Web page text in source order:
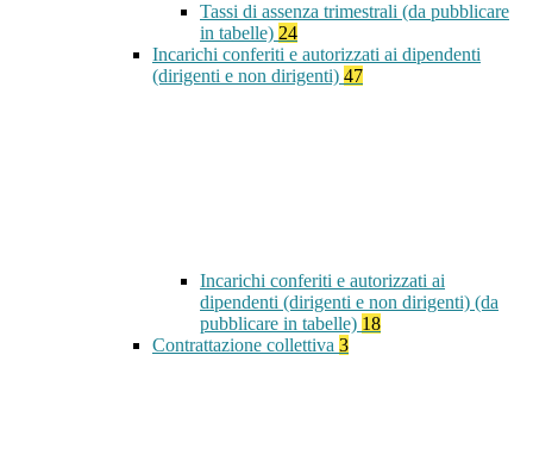
Tassi di assenza trimestrali (da pubblicare
in tabelle) 24
Incarichi conferiti e autorizzati ai dipendenti
(dirigenti e non dirigenti) 47
Incarichi conferiti e autorizzati ai
dipendenti (dirigenti e non dirigenti) (da
pubblicare in tabelle) 18
Contrattazione collettiva 3